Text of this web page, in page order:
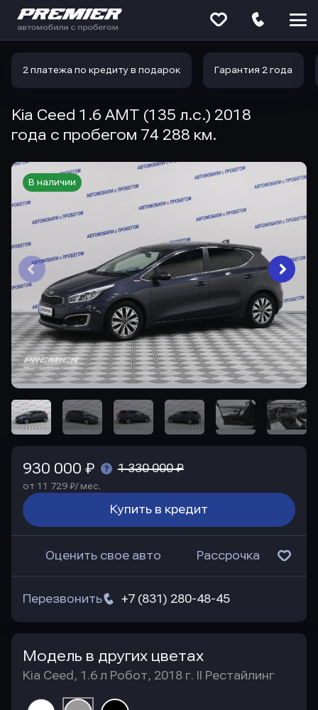
2 платежа по кредиту в подарок Гарантия 2 года
Kia Ceed 1.6 AMT (135 л.с.) 2018
года с пробегом 74 288 км.
В наличии
930 000 ₽ 1 330 000 ₽
от 11 729 ₽/ мес.
Купить в кредит
Оценить свое авто Рассрочка
+7 (831) 280-48-45
Перезвонить
Модель в других цветах
Kia Ceed, 1.6 л Робот, 2018 г. II Рестайлинг